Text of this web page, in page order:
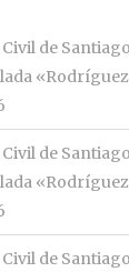
de
de
de